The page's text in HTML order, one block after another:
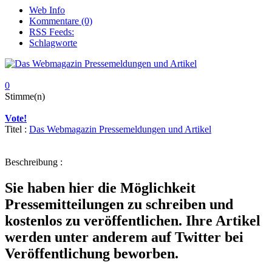
Web Info
Kommentare (0)
RSS Feeds:
Schlagworte
0
Stimme(n)
Vote!
Titel : Das Webmagazin Pressemeldungen und Artikel
Beschreibung :
Sie haben hier die Möglichkeit
Pressemitteilungen zu schreiben und
kostenlos zu veröffentlichen. Ihre Artikel
werden unter anderem auf Twitter bei
Veröffentlichung beworben.